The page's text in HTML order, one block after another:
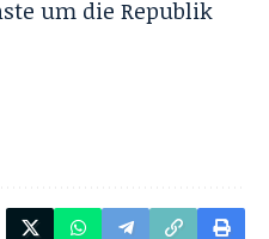
um die Republik